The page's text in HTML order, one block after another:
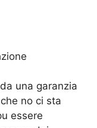
una garanzia
no ci sta
essere